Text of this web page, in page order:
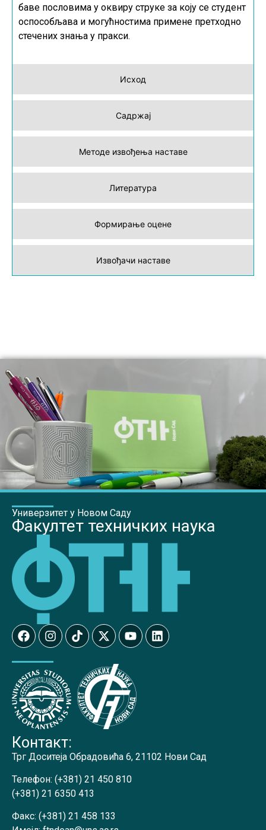
Исход
Садржај
Методе извођења наставе
Литература
Формирање оцене
Извођачи наставе
баве пословима у оквиру струке за коју се студент
оспособљава и могућностима примене претходно
стечених знања у пракси.
Универзитет у Новом Саду
Факултет техничких наука
Контакт:
Трг Доситеја Обрадовића 6, 21102 Нови Сад
Телефон: (+381) 21 450 810
(+381) 21 6350 413
Факс: (+381) 21 458 133